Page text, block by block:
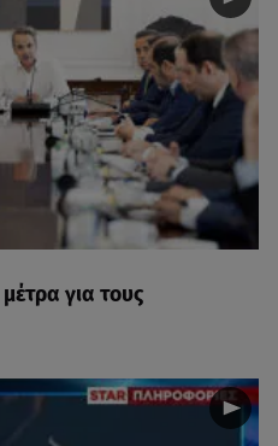
για τους